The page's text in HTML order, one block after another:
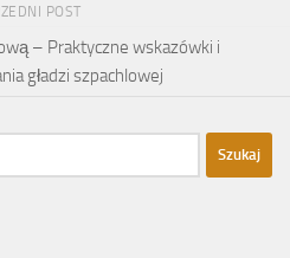
POST
– Praktyczne wskazówki i
gładzi szpachlowej